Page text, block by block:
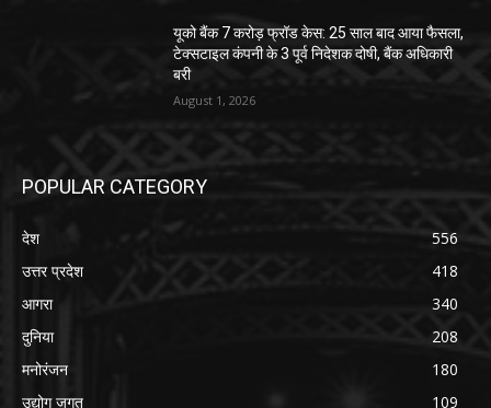
यूको बैंक 7 करोड़ फ्रॉड केस: 25 साल बाद आया फैसला,
टेक्सटाइल कंपनी के 3 पूर्व निदेशक दोषी, बैंक अधिकारी
बरी
August 1, 2026
POPULAR CATEGORY
देश
556
उत्तर प्रदेश
418
आगरा
340
दुनिया
208
मनोरंजन
180
उद्योग जगत
109